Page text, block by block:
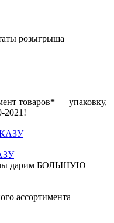
розыгрыша
товаров* — упаковку,
2021!
дарим БОЛЬШУЮ
ассортимента